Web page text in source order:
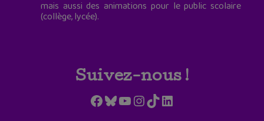
mais aussi des animations pour le public scolaire
(collège, lycée).
Suivez-nous !
Facebook
Bluesky
YouTube
Instagram
TikTokLinkedIn